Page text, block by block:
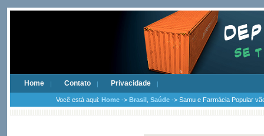
Home Contato Privacidade
Você está aqui: Home -> Brasil Saúde -> Samu e Farmácia Popular